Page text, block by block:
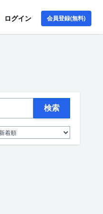
ログイン 会員登録(無料)
検索